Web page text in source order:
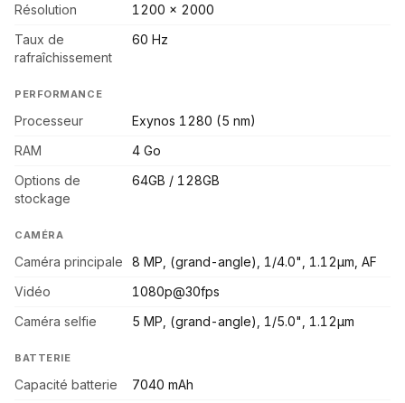
Résolution
1200 x 2000
Taux de
rafraîchissement
60 Hz
PERFORMANCE
Processeur
Exynos 1280 (5 nm)
RAM
4 Go
Options de
stockage
64GB / 128GB
CAMÉRA
Caméra principale
8 MP, (grand-angle), 1/4.0", 1.12µm, AF
Vidéo
1080p@30fps
Caméra selfie
5 MP, (grand-angle), 1/5.0", 1.12µm
BATTERIE
Capacité batterie
7040 mAh